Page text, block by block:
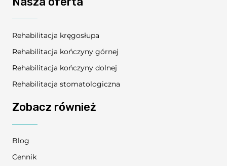
Rehabilitacja kręgosłupa
Rehabilitacja kończyny górnej
Rehabilitacja kończyny dolnej
Rehabilitacja stomatologiczna
Zobacz również
Blog
Cennik